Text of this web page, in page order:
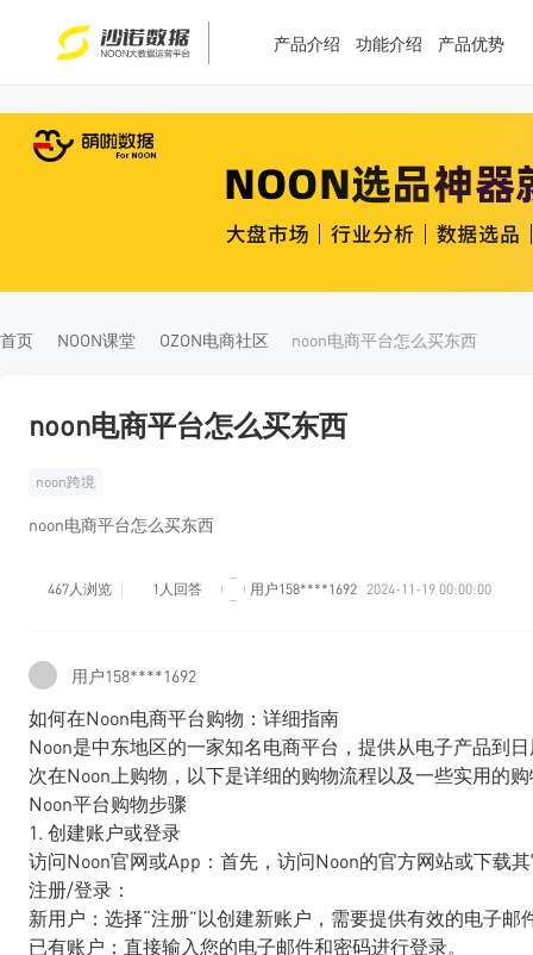
产品介绍 功能介绍 产品优势
首页 NOON课堂 OZON电商社区 noon电商平台怎么买东西
noon电商平台怎么买东西
noon跨境
noon电商平台怎么买东西
467人浏览 1人回答 用户158****1692 2024-11-19 00:00:00
用户158****1692
如何在Noon电商平台购物：详细指南
Noon是中东地区的一家知名电商平台，提供从电子产品到
次在Noon上购物，以下是详细的购物流程以及一些实用的
Noon平台购物步骤
1. 创建账户或登录
访问Noon官网或App：首先，访问Noon的官方网站或下载
注册/登录：
新用户：选择“注册”以创建新账户，需要提供有效的电子邮
已有账户：直接输入您的电子邮件和密码进行登录。